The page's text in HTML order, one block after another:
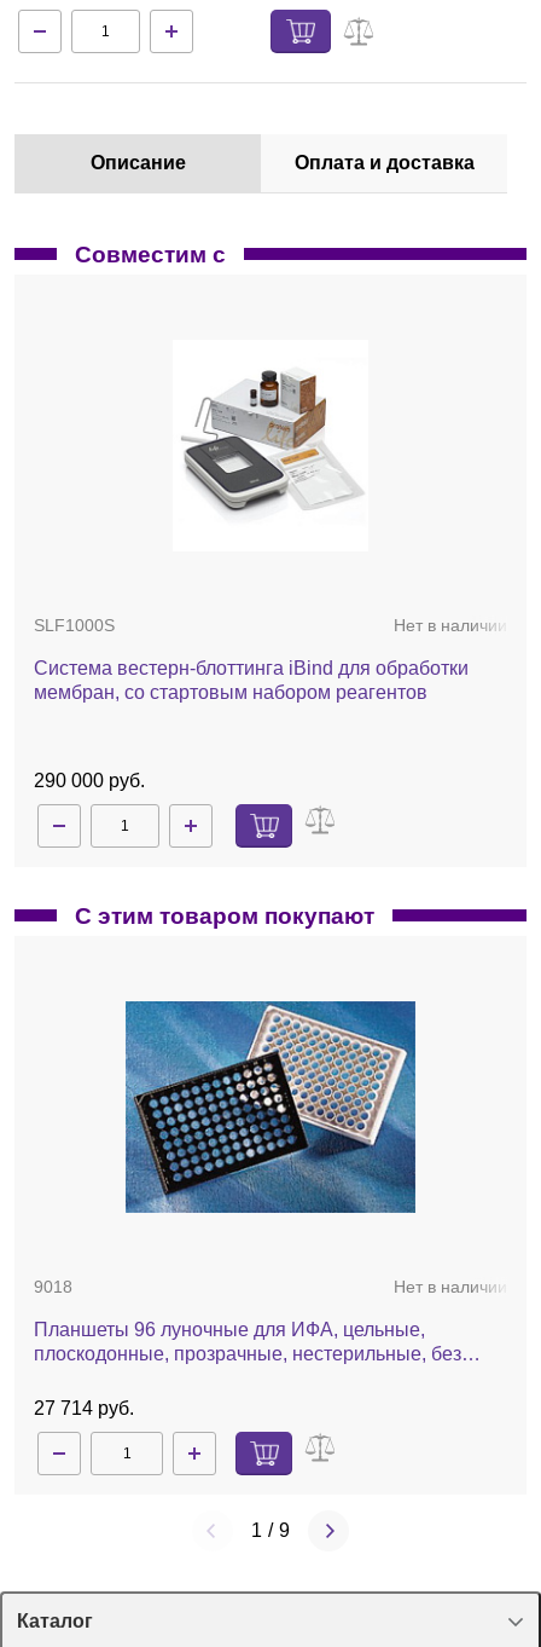
Описание Оплата и доставка
Совместим с
SLF1000S Нет в наличии
Система вестерн-блоттинга iBind для обработки
мембран, со стартовым набором реагентов
290 000 руб.
С этим товаром покупают
9018 Нет в наличии
Планшеты 96 луночные для ИФА, цельные,
плоскодонные, прозрачные, нестерильные, без
27 714 руб.
1 / 9
Каталог